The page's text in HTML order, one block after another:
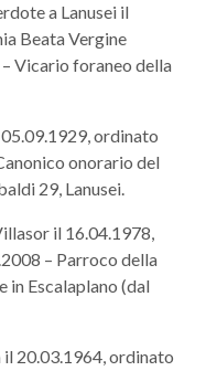
a Lanusei il
Beata Vergine
Vicario foraneo della
ordinato
onorario del
29, Lanusei.
il 16.04.1978,
– Parroco della
in Escalaplano (dal
il 20.03.1964, ordinato